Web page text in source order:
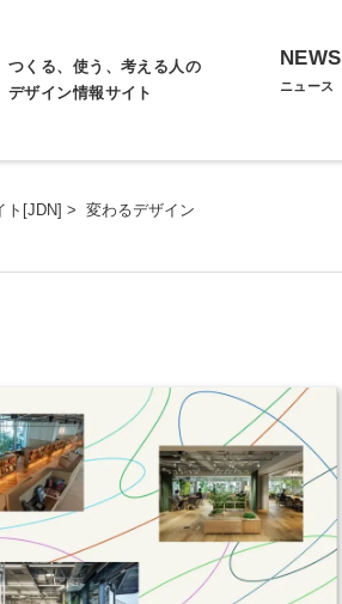
つくる、使う、考える人の
デザイン情報サイト
NEWS
ニュース
ト[JDN] > 変わるデザイン